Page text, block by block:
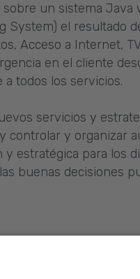
sobre un sistema
System) el resultado
Acceso a Internet,
en el cliente
todos los servicios.
servicios y
controlar y organizar
estratégica para los
buenas decisiones